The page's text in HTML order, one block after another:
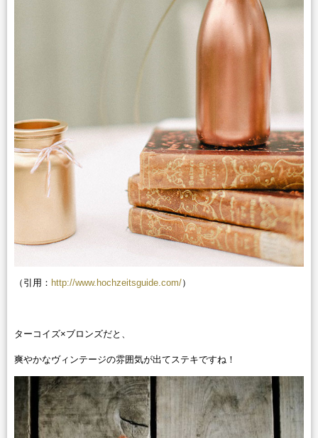
（引用： http://www.hochzeitsguide.com/）
ターコイズ×ブロンズだと、
爽やかなヴィンテージの雰囲気が出てステキですね！